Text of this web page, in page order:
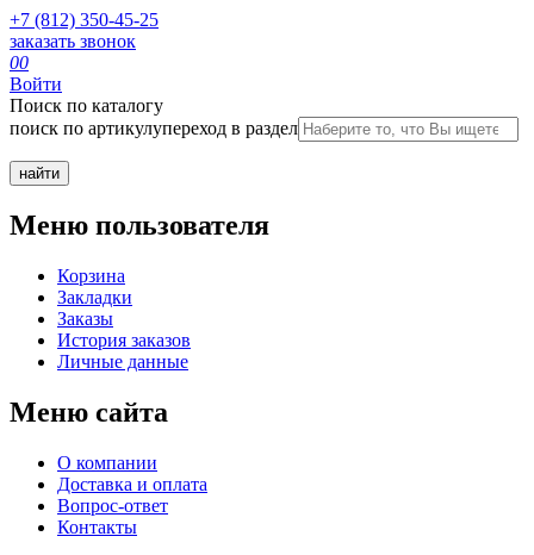
+7 (812) 350-45-25
заказать звонок
00
Войти
Поиск по каталогу
поиск по артикулупереход в раздел
Меню пользователя
Корзина
Закладки
Заказы
История заказов
Личные данные
Меню сайта
О компании
Доставка и оплата
Вопрос-ответ
Контакты